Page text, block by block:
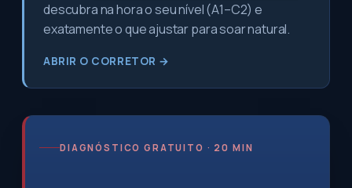
descubra na hora o seu nível (A1–C2) e
exatamente o que ajustar para soar natural.
ABRIR O CORRETOR →
DIAGNÓSTICO GRATUITO · 20 MIN